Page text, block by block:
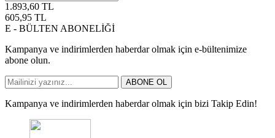
1.893,60 TL
605,95 TL
E - BÜLTEN ABONELİĞİ
Kampanya ve indirimlerden haberdar olmak için e-bültenimize
abone olun.
ABONE OL
Kampanya ve indirimlerden haberdar olmak için bizi Takip Edin!